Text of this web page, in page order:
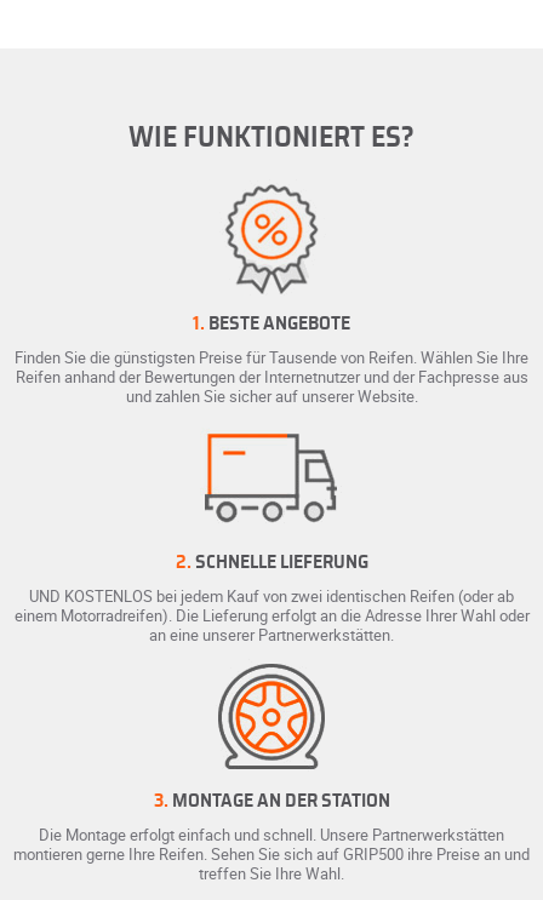
WIE FUNKTIONIERT ES?
1. BESTE ANGEBOTE
Finden Sie die günstigsten Preise für Tausende von Reifen. Wählen Sie Ihre
Reifen anhand der Bewertungen der Internetnutzer und der Fachpresse aus
und zahlen Sie sicher auf unserer Website.
2. SCHNELLE LIEFERUNG
UND KOSTENLOS bei jedem Kauf von zwei identischen Reifen (oder ab
einem Motorradreifen). Die Lieferung erfolgt an die Adresse Ihrer Wahl oder
an eine unserer Partnerwerkstätten.
3. MONTAGE AN DER STATION
Die Montage erfolgt einfach und schnell. Unsere Partnerwerkstätten
montieren gerne Ihre Reifen. Sehen Sie sich auf GRIP500 ihre Preise an und
treffen Sie Ihre Wahl.